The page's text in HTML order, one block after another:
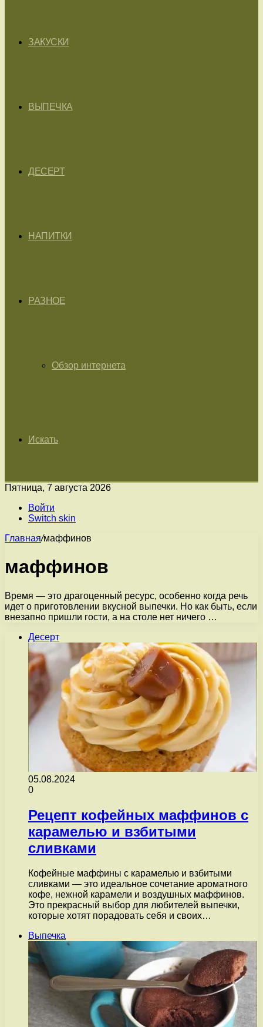
ЗАКУСКИ
ВЫПЕЧКА
ДЕСЕРТ
НАПИТКИ
РАЗНОЕ
Обзор интернета
Искать
Пятница, 7 августа 2026
Войти
Switch skin
Главная/маффинов
маффинов
Время — это драгоценный ресурс, особенно когда речь
идет о приготовлении вкусной выпечки. Но как быть, если
внезапно пришли гости, а на столе нет ничего …
Десерт
05.08.2024
0
Рецепт кофейных маффинов с
карамелью и взбитыми
сливками
Кофейные маффины с карамелью и взбитыми
сливками — это идеальное сочетание ароматного
кофе, нежной карамели и воздушных маффинов.
Это прекрасный выбор для любителей выпечки,
которые хотят порадовать себя и своих…
Выпечка